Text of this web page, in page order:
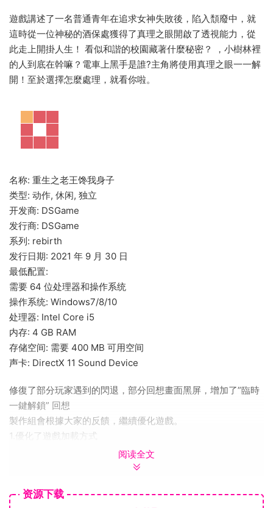
遊戲講述了一名普通青年在追求女神失敗後，陷入頹廢中，就
這時從一位神秘的酒保處獲得了真理之眼開啟了透視能力，從
此走上開掛人生！ 看似和諧的校園藏著什麼秘密？ ，小樹林裡
的人到底在幹嘛？電車上黑手是誰?主角將使用真理之眼一一解
開！至於選擇怎麼處理，就看你啦。
名称: 重生之老王馋我身子
类型: 动作, 休闲, 独立
开发商: DSGame
发行商: DSGame
系列: rebirth
发行日期: 2021 年 9 月 30 日
最低配置:
需要 64 位处理器和操作系统
操作系统: Windows7/8/10
处理器: Intel Core i5
内存: 4 GB RAM
存储空间: 需要 400 MB 可用空间
声卡: DirectX 11 Sound Device
修復了部分玩家遇到的閃退，部分回想畫面黑屏，增加了”臨時
一鍵解鎖” 回想
製作組會根據大家的反饋，繼續優化遊戲。
1.優化了遊戲加載方式
2.修復了部分玩家回想會黑屏問題
3.新增了”臨時一鍵解鎖回想”按鈕
存档和游戏结局崩溃爆档问题已经连夜修复
阅读全文
资源下载